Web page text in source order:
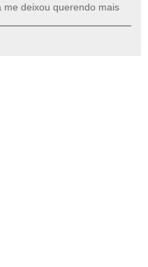
deixou querendo mais